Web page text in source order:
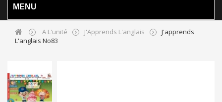
MENU
A L'unité J'Apprends L'anglais
J'apprends
L'anglais No83